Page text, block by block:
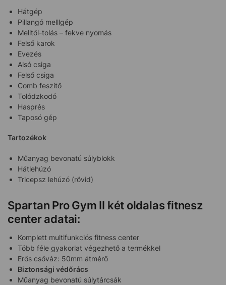
Hátgép
Pillangó melllgép
Melltől-tolás – fekve nyomás
Felső karok
Evezés
Alsó csiga
Felső csiga
Comb feszítő
Tolódzkodó
Hasprés
Taposó gép
Tartozékok
Műanyag bevonatú súlyblokk
Hátlehúzó
Tricepsz lehúzó (rövid)
Spartan Pro Gym II két oldalas fitnesz
center adatai:
Komplett multifunkciós fitness center
Több féle gyakorlat végezhető a termékkel
Erős csőváz: 50mm átmérő
Biztonsági védőrács
Műanyag bevonatú súlytárcsák